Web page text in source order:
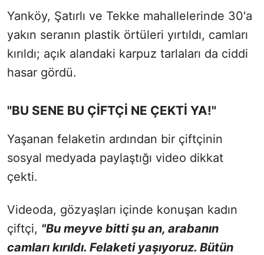
Yanköy, Şatırlı ve Tekke mahallelerinde 30'a
yakın seranın plastik örtüleri yırtıldı, camları
kırıldı; açık alandaki karpuz tarlaları da ciddi
hasar gördü.
"BU SENE BU ÇİFTÇİ NE ÇEKTİ YA!"
Yaşanan felaketin ardından bir çiftçinin
sosyal medyada paylaştığı video dikkat
çekti.
Videoda, gözyaşları içinde konuşan kadın
çiftçi, "Bu meyve bitti şu an, arabanın
camları kırıldı. Felaketi yaşıyoruz. Bütün